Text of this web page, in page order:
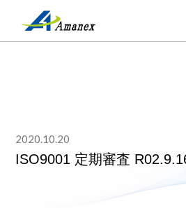
2020.10.20
ISO9001 定期審査